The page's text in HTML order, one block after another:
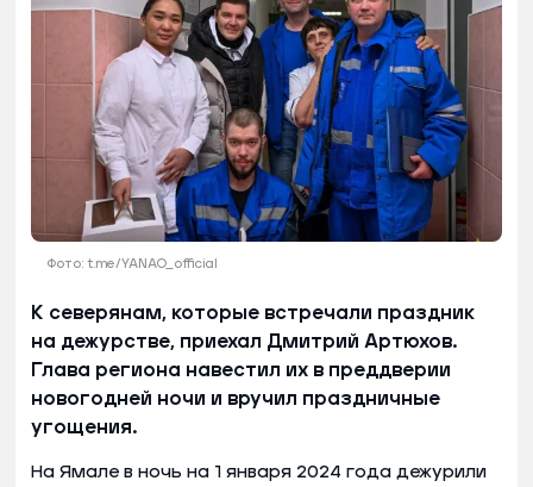
Фото: t.me/YANAO_official
К северянам, которые встречали праздник
на дежурстве, приехал Дмитрий Артюхов.
Глава региона навестил их в преддверии
новогодней ночи и вручил праздничные
угощения.
На Ямале в ночь на 1 января 2024 года дежурили